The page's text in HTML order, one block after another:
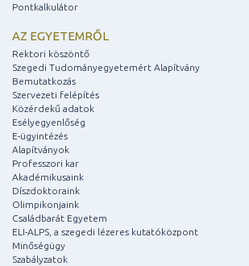
Pontkalkulátor
AZ EGYETEMRŐL
Rektori köszöntő
Szegedi Tudományegyetemért Alapítvány
Bemutatkozás
Szervezeti felépítés
Közérdekű adatok
Esélyegyenlőség
E-ügyintézés
Alapítványok
Professzori kar
Akadémikusaink
Díszdoktoraink
Olimpikonjaink
Családbarát Egyetem
ELI-ALPS, a szegedi lézeres kutatóközpont
Minőségügy
Szabályzatok